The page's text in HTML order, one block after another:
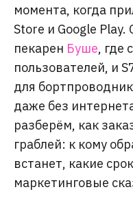
момента, когда
Store и Google
пекарен Буше, где
пользователей, и
для
даже без
разберём, как
граблей: к кому
встанет, какие
маркетинговые